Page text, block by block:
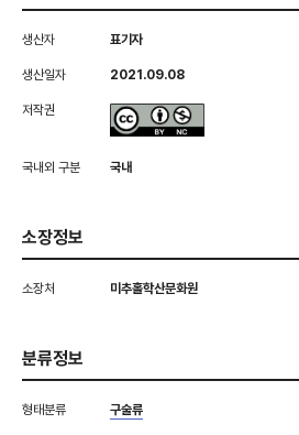
생산자 표기자
생산일자 2021.09.08
저작권
국내외 구분 국내
소장정보
소장처 미추홀학산문화원
분류정보
형태분류 구술류